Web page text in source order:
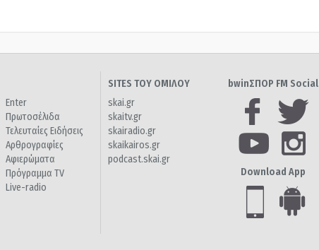
Enter
Πρωτοσέλιδα
Τελευταίες Ειδήσεις
Αρθρογραφίες
Αφιερώματα
Πρόγραμμα TV
Live-radio
SITES ΤΟΥ ΟΜΙΛΟΥ
skai.gr
skaitv.gr
skairadio.gr
skaikairos.gr
podcast.skai.gr
bwinΣΠΟΡ FM Social
Download App